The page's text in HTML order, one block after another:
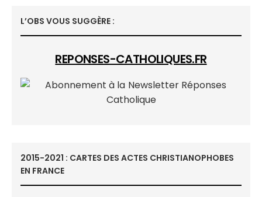
L’OBS VOUS SUGGÈRE :
REPONSES-CATHOLIQUES.FR
2015-2021 : CARTES DES ACTES CHRISTIANOPHOBES
EN FRANCE